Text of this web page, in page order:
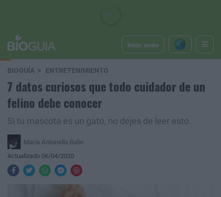
Iniciar sesión
BIOGUÍA ENTRETENIMIENTO
7 datos curiosos que todo cuidador de un
felino debe conocer
Si tu mascota es un gato, no dejes de leer esto.
María Antonella Balin
Actualizado 06/04/2020